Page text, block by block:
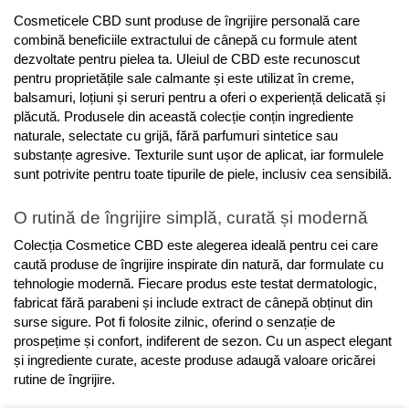
Cosmeticele CBD sunt produse de îngrijire personală care
combină beneficiile extractului de cânepă cu formule atent
dezvoltate pentru pielea ta. Uleiul de CBD este recunoscut
pentru proprietățile sale calmante și este utilizat în creme,
balsamuri, loțiuni și seruri pentru a oferi o experiență delicată și
plăcută. Produsele din această colecție conțin ingrediente
naturale, selectate cu grijă, fără parfumuri sintetice sau
substanțe agresive. Texturile sunt ușor de aplicat, iar formulele
sunt potrivite pentru toate tipurile de piele, inclusiv cea sensibilă.
O rutină de îngrijire simplă, curată și modernă
Colecția Cosmetice CBD este alegerea ideală pentru cei care
caută produse de îngrijire inspirate din natură, dar formulate cu
tehnologie modernă. Fiecare produs este testat dermatologic,
fabricat fără parabeni și include extract de cânepă obținut din
surse sigure. Pot fi folosite zilnic, oferind o senzație de
prospețime și confort, indiferent de sezon. Cu un aspect elegant
și ingrediente curate, aceste produse adaugă valoare oricărei
rutine de îngrijire.